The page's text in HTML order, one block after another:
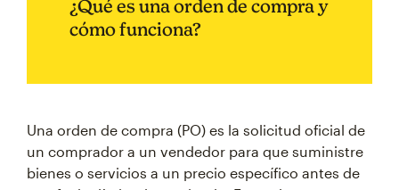
¿Qué es una orden de compra y
cómo funciona?
Una orden de compra (PO) es la solicitud oficial de
un comprador a un vendedor para que suministre
bienes o servicios a un precio específico antes de